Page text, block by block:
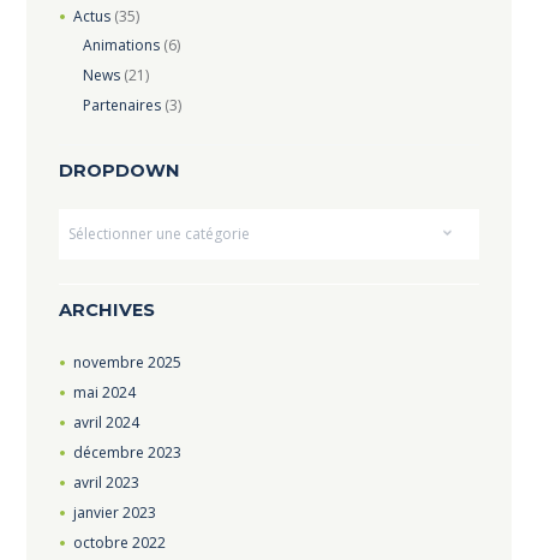
Actus(35)
Animations (6)
News (21)
Partenaires (3)
DROPDOWN
ARCHIVES
novembre 2025
mai 2024
avril 2024
décembre 2023
avril 2023
janvier2023
octobre 2022